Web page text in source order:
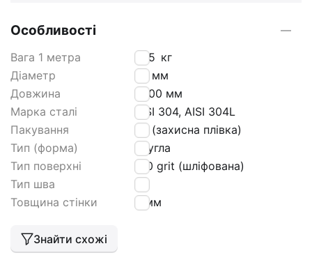
Особливості
Вага 1 метра 2,15 кг
Діаметр
45 мм
Довжина
6000 мм
Марка сталі
AISI 304, AISI 304L
Пакування
РЕ (захисна плівка)
Тип (форма)
кругла
Тип поверхні
180 grit (шліфована)
Тип шва
tig
Товщина стінки
2 мм
Знайти схожі